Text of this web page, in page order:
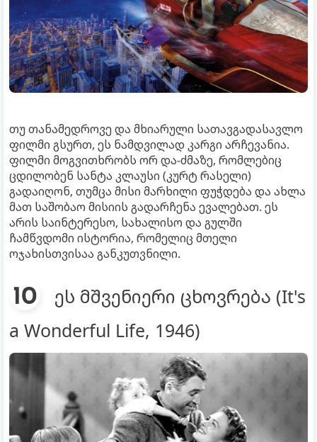
თუ თანამედროვე და მხიარული სათავგადასავლო
ფილმი გსურთ, ეს ნამდვილად კარგი არჩევანია.
ფილმი მოგვითხრობს ორ და-ძმაზე, რომლებიც
ცდილობენ სანტა კლაუსი (კურტ რასელი)
გადაიღონ, თუმცა მისი მარხილი ფუჭდება და ახლა
მათ საშობაო მისიის გადარჩენა ევალებათ. ეს
არის საინტერესო, სახალისო და გულში
ჩამწვდომი ისტორია, რომელიც მთელი
ოჯახისთვისაა განკუთვნილი.
ეს მშვენიერი ცხოვრება (It's
a Wonderful Life, 1946)